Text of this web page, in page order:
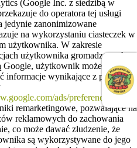
(Google Inc. z siedzibą w
do operatora tej usługi
jedynie zanonimizowane
na wykorzystaniu ciasteczek w
użytkownika. W zakresie
użytkownika gromadzonych
Google, użytkownik może
informacje wynikające z plików
ads/preferences
remarketingowe, pozwalające na
reklamowych do zachowania
co może dawać złudzenie, że
są wykorzystywane do jego